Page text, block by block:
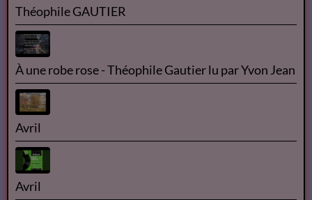
Théophile GAUTIER
À une robe rose - Théophile Gautier lu par Yvon Jean
Avril
Avril